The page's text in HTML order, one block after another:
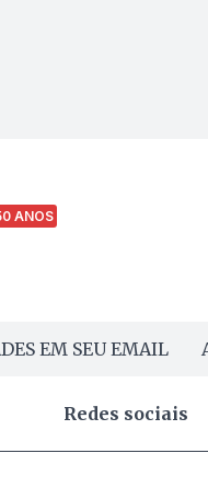
ANOS
EM SEU EMAIL
Redes sociais